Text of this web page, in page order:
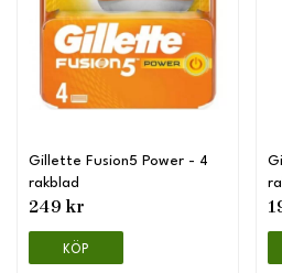
Gillette Fusion5 Power - 4
rakblad
249 kr
KÖP